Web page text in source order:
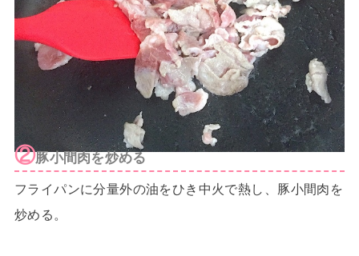
②豚小間肉を炒める
フライパンに分量外の油をひき中火で熱し、豚小間肉を
炒める。